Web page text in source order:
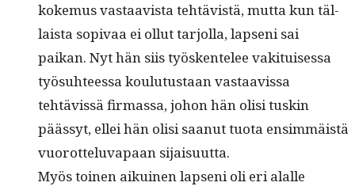
koke­mus vas­taav­ista tehtävistä, mut­ta kun täl­
laista sopi­vaa ei ollut tar­jol­la, lapseni sai
paikan. Nyt hän siis työsken­telee vak­i­tuises­sa
työ­suh­teessa koulu­tus­taan vas­taavis­sa
tehtävis­sä fir­mas­sa, johon hän olisi tuskin
päässyt, ellei hän olisi saanut tuo­ta ensim­mäistä
vuorot­telu­va­paan sijaisuutta.
Myös toinen aikuinen lapseni oli eri alalle